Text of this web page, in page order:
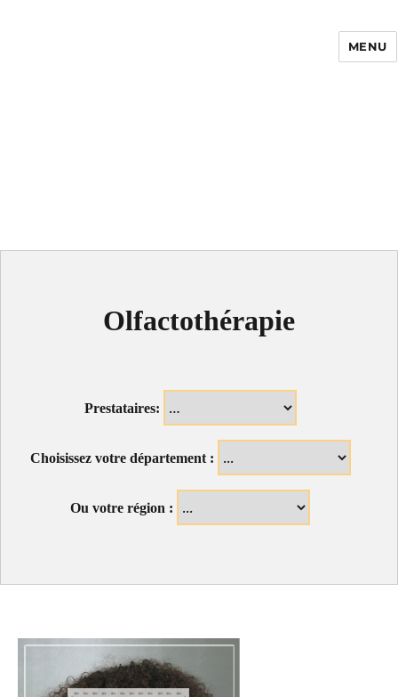
MENU
Olfactothérapie
Prestataires:
Choisissez votre département :
Ou votre région :